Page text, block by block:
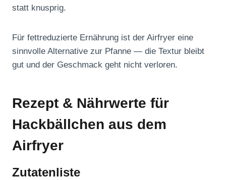
statt knusprig.
Für fettreduzierte Ernährung ist der Airfryer eine
sinnvolle Alternative zur Pfanne — die Textur bleibt
gut und der Geschmack geht nicht verloren.
Rezept & Nährwerte für
Hackbällchen aus dem
Airfryer
Zutatenliste